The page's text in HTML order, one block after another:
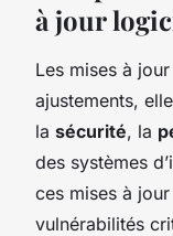
à jour
Les mises à
ajustements,
la sécurité, la
des systèmes
ces mises à
vulnérabilités